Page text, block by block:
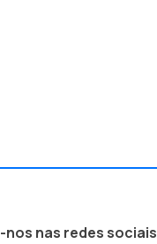
nos nas redes sociais